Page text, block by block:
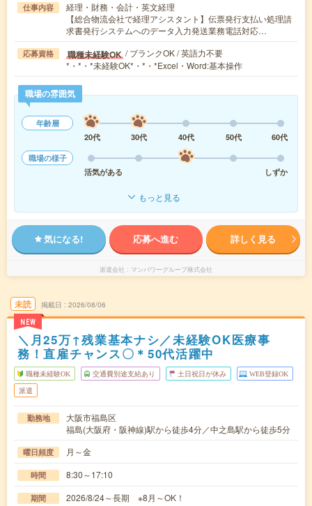
仕事内容
経理・財務・会計・英文経理
【総合物流会社で経理アシスタント】伝票発行支払い処理請
求書発行システムへのデータ入力発送業務電話対応…
応募資格 職種未経験OK / ブランクOK / 英語力不要
*・*・*未経験OK*・*・*Excel・Word:基本操作
職場の雰囲気
年齢層
20代
30代 40代 50代
60代
職場の様子
活気がある
しずか
もっと見る
気になる! 応募へ進む 詳しく見る
派遣会社 マンパワーグループ株式会社
未読
NEW
掲載日 2026/08/06
＼月25万↑残業基本ナシ／未経験OK医療事
務！直雇チャンス〇＊50代活躍中
職種未経験OK 交通費別途支給あり 土日祝日が休み WEB登録OK
派遣
勤務地
大阪市福島区
福島(大阪府・阪神線)駅から徒歩4分／中之島駅から徒歩5分
曜日頻度 月～金
時間 8:30～17:10
期間 2026/8/24～長期 ※8月～OK！